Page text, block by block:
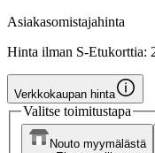
Asiakasomistajahinta
Hinta ilman S-Etukorttia:
Verkkokaupan hinta
Valitse toimitustapa
Nouto myymälästä